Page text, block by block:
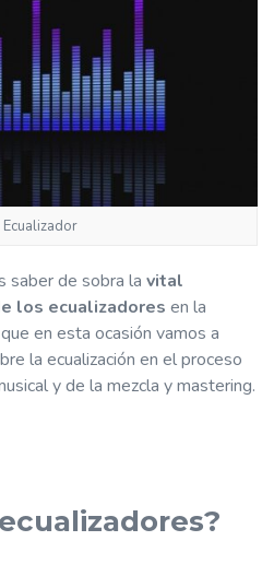
Ecualizador
saber de sobra la vital
los ecualizadores en la
en esta ocasión vamos a
la ecualización en el proceso
y de la mezcla y mastering.